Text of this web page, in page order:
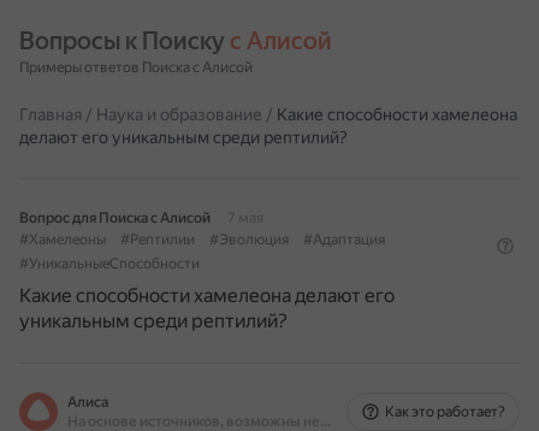
Вопросы к Поиску с Алисой
Примеры ответов Поиска с Алисой
Главная / Наука и образование / Какие способности хамелеона
делают его уникальным среди рептилий?
Вопрос для Поиска с Алисой
7 мая
#Хамелеоны
#Рептилии #Эволюция
#Адаптация
#УникальныеСпособности
Какие способности хамелеона делают его
уникальным среди рептилий?
Алиса
На основе источников, возможны неточности
Как это работает?